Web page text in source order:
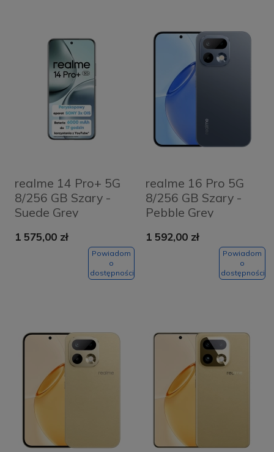
realme 14 Pro+ 5G
8/256 GB Szary -
Suede Grey
1 575,00 zł
Powiadom
o
dostępności
realme 16 Pro 5G
8/256 GB Szary -
Pebble Grey
1 592,00 zł
Powiadom
o
dostępności